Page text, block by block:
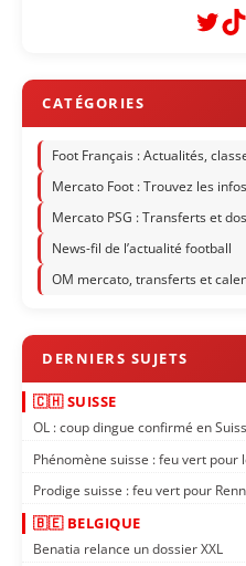
Foot Français : Actualités,
Mercato Foot : Trouvez les
Mercato PSG : Transferts et
News-fil de l’actualité football
OM mercato, transferts et
🇨🇭 SUISSE
OL : coup dingue confirmé en
Phénomène suisse : feu vert pour
Prodige suisse : feu vert pour
🇧🇪 BELGIQUE
Benatia relance un dossier XXL